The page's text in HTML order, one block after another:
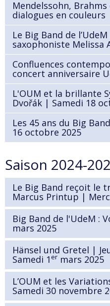
Mendelssohn,
dialogues en couleurs
Le Big Band de
saxophoniste Melissa
Confluences
concert anniversaire
L'OUM et la brillante
Dvořák | Samedi 18
Les 45 ans du Big
16 octobre 2025
Saison 2024-
Le Big Band reçoit le
Marcus Printup |
Big Band de l'UdeM :
mars 2025
Hänsel und Gretel |
Samedi 1er mars 2025
L’OUM et les
Samedi 30 novembre